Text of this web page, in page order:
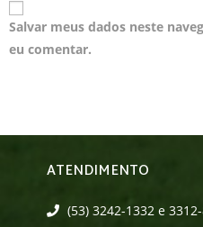
Salvar meus dados neste
eu comentar.
ATENDIMENTO
(53) 3242-1332 e